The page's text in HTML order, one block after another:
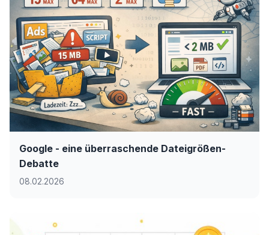
Google - eine überraschende Dateigrößen-
Debatte
08.02.2026